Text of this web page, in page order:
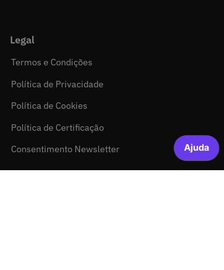
Legal
Termos e Condições
Política de Privacidade
Política de Cookies
Política de Certificação
Consentimento Newsletter